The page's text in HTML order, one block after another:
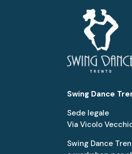
Swing Dance
Sede legale
Via Vicolo
Swing Dance